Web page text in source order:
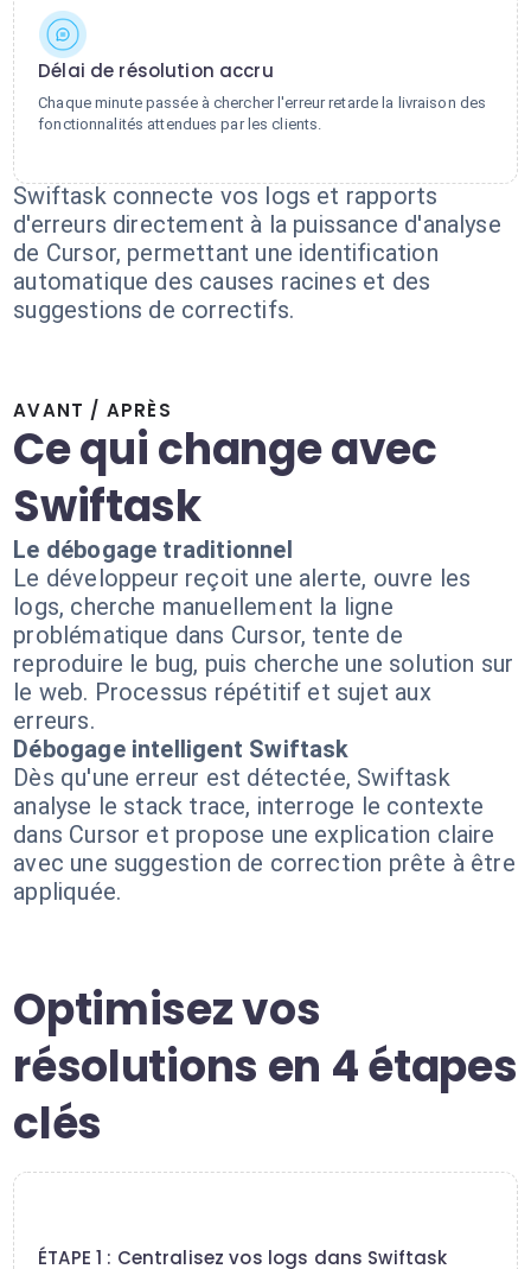
Délai de résolution accru
Chaque minute passée à chercher l'erreur retarde la livraison des
fonctionnalités attendues par les clients.
Swiftask connecte vos logs et rapports
d'erreurs directement à la puissance d'analyse
de Cursor, permettant une identification
automatique des causes racines et des
suggestions de correctifs.
AVANT / APRÈS
Ce qui change avec
Swiftask
Le débogage traditionnel
Le développeur reçoit une alerte, ouvre les
logs, cherche manuellement la ligne
problématique dans Cursor, tente de
reproduire le bug, puis cherche une solution sur
le web. Processus répétitif et sujet aux
erreurs.
Débogage intelligent Swiftask
Dès qu'une erreur est détectée, Swiftask
analyse le stack trace, interroge le contexte
dans Cursor et propose une explication claire
avec une suggestion de correction prête à être
appliquée.
Optimisez vos
résolutions en 4 étapes
clés
ÉTAPE 1 : Centralisez vos logs dans Swiftask